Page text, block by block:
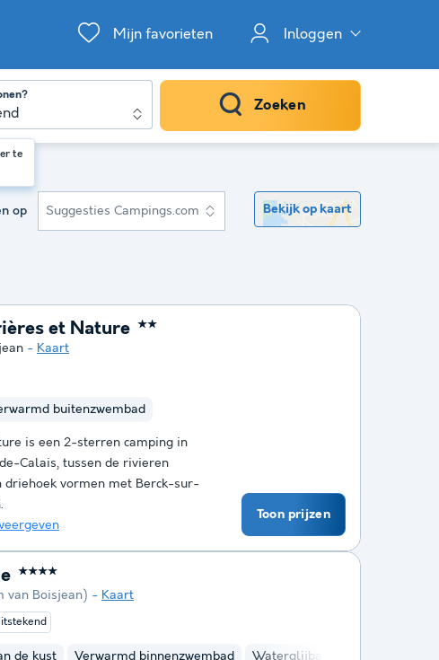
Mijn favorieten Inloggen
te
Zoeken
op Suggesties Campings.com Bekijk op kaart
et Nature ★★
Kaart
buitenzwembad
is een 2-sterren camping in
Calais, tussen de rivieren
driehoek vormen met Berck-sur-
Toon prijzen
★★★★
van Boisjean) Kaart
de kust Verwarmd binnenzwembad Waterglijbanen